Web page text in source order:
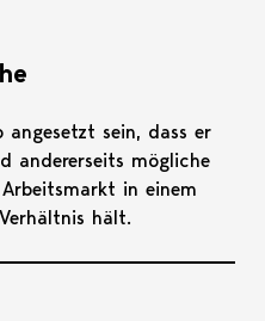
angesetzt sein, dass er
andererseits mögliche
in einem
hält.